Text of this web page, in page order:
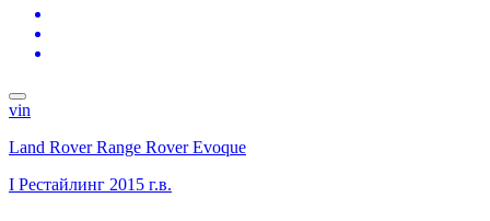
vin
Land Rover Range Rover Evoque
I Рестайлинг 2015 г.в.